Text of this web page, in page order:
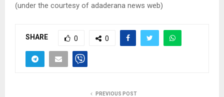
(under the courtesy of adaderana news web)
SHARE 0 0
PREVIOUS POST